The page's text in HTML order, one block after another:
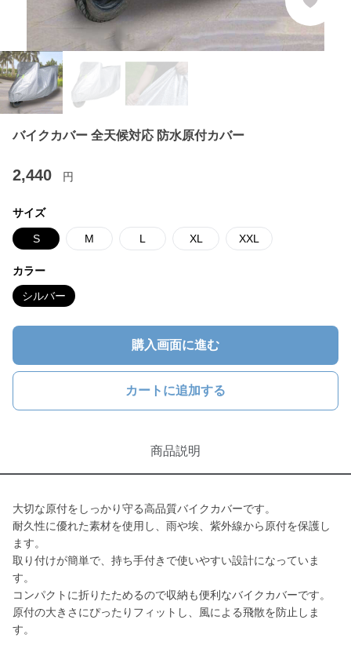
バイクカバー 全天候対応 防水原付カバー
2,440 円
サイズ
S M L XL XXL
カラー
シルバー
購入画面に進む
カートに追加する
商品説明
大切な原付をしっかり守る高品質バイクカバーです。
耐久性に優れた素材を使用し、雨や埃、紫外線から原付を保護し
ます。
取り付けが簡単で、持ち手付きで使いやすい設計になっていま
す。
コンパクトに折りたためるので収納も便利なバイクカバーです。
原付の大きさにぴったりフィットし、風による飛散を防止しま
す。